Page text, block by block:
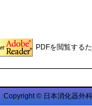
PDFを閲覧する
Copyright © 日本消化器外